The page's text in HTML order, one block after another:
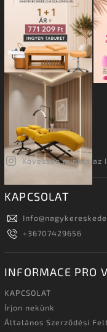
Kövessen minket az
KAPCSOLAT
Info@
+36707429656
INFORMACE PRO
KAPCSOLAT
Írjon nekünk
Általános Szerződési